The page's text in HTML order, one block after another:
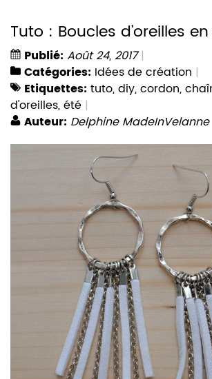
Tuto : Boucles d'oreilles
Publié: Août 24, 2017
Catégories: Idées de création
Etiquettes: tuto,diy,cordon,
d'oreilles,été
Auteur: Delphine MadeInVelanne